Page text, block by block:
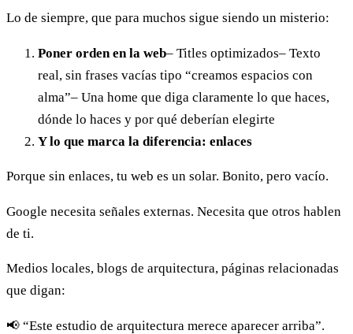
Lo de siempre, que para muchos sigue siendo un misterio:
Poner orden en la web– Titles optimizados– Texto
real, sin frases vacías tipo “creamos espacios con
alma”– Una home que diga claramente lo que haces,
dónde lo haces y por qué deberían elegirte
Y lo que marca la diferencia: enlaces
Porque sin enlaces, tu web es un solar. Bonito, pero vacío.
Google necesita señales externas. Necesita que otros hablen
de ti.
Medios locales, blogs de arquitectura, páginas relacionadas
que digan:
📢 “Este estudio de arquitectura merece aparecer arriba”.